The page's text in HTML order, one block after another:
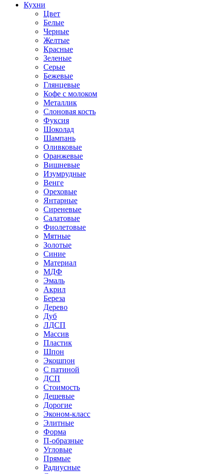
Кухни
Цвет
Белые
Черные
Желтые
Красные
Зеленые
Серые
Бежевые
Глянцевые
Кофе с молоком
Металлик
Слоновая кость
Фуксия
Шоколад
Шампань
Оливковые
Оранжевые
Вишневые
Изумрудные
Венге
Ореховые
Янтарные
Сиреневые
Салатовые
Фиолетовые
Мятные
Золотые
Синие
Материал
МДФ
Эмаль
Акрил
Береза
Дерево
Дуб
ЛДСП
Массив
Пластик
Шпон
Экошпон
С патиной
ДСП
Стоимость
Дешевые
Дорогие
Эконом-класс
Элитные
Форма
П-образные
Угловые
Прямые
Радиусные